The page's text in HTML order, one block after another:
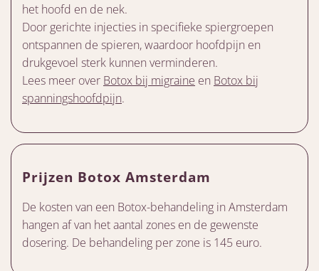
het hoofd en de nek.
Door gerichte injecties in specifieke spiergroepen
ontspannen de spieren, waardoor hoofdpijn en
drukgevoel sterk kunnen verminderen.
Lees meer over Botox bij migraine en Botox bij
spanningshoofdpijn.
Prijzen Botox Amsterdam
De kosten van een Botox-behandeling in Amsterdam
hangen af van het aantal zones en de gewenste
dosering. De behandeling per zone is 145 euro.